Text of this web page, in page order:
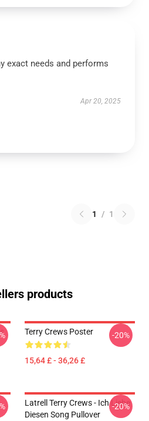
exact needs and performs
Apr 20, 2025
1 / 1
products
Terry Crews Poster
15,64 £ - 36,26 £
-20%
Latrell Terry Crews - Ich Liebe
Diesen Song Pullover
-20%